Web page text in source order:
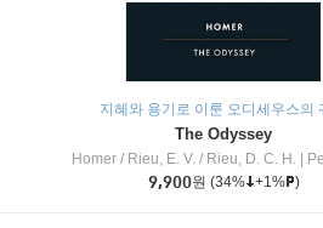
지혜와 용기로 이룬 오디세우스의
The Odyssey
Homer / Rieu, E. V. / Rieu, D. C. H.
9,900원 (34% +1% )